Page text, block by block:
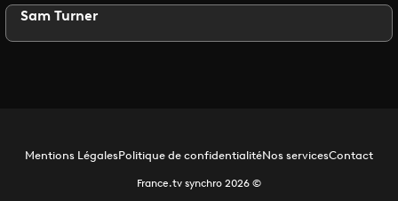
Sam Turner
Mentions LégalesPolitique de confidentialitéNos servicesContact
France.tv synchro 2026 ©